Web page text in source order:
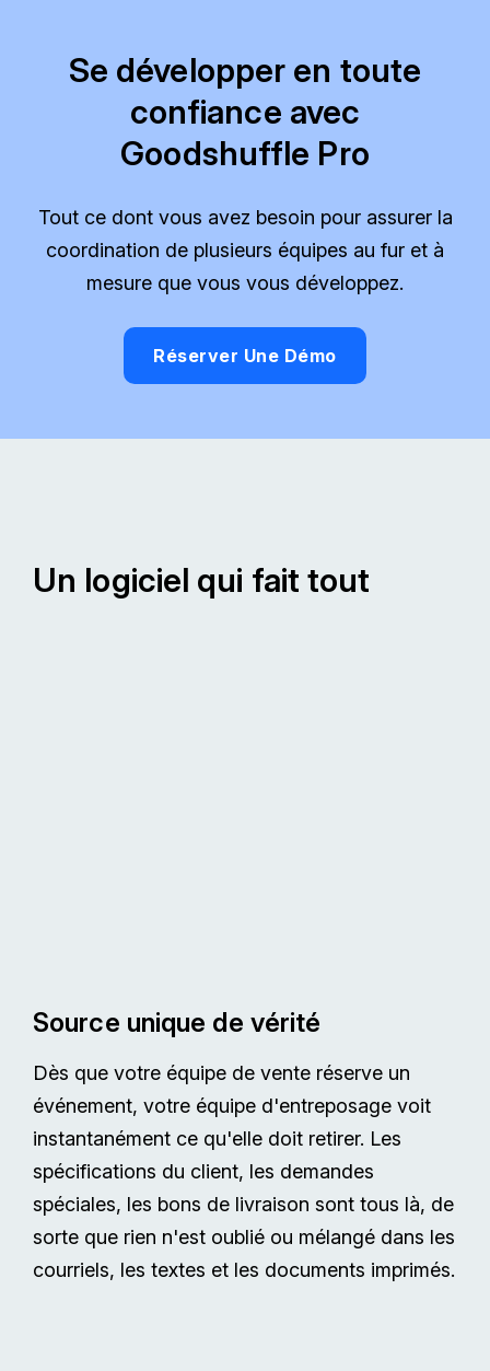
Se développer en toute
confiance avec
Goodshuffle Pro
Tout ce dont vous avez besoin pour assurer la
coordination de plusieurs équipes au fur et à
mesure que vous vous développez.
Réserver Une Démo
Un logiciel qui fait tout
Source unique de vérité
Dès que votre équipe de vente réserve un
événement, votre équipe d'entreposage voit
instantanément ce qu'elle doit retirer. Les
spécifications du client, les demandes
spéciales, les bons de livraison sont tous là, de
sorte que rien n'est oublié ou mélangé dans les
courriels, les textes et les documents imprimés.